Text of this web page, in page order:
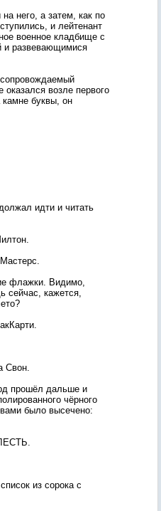
него, а затем, как по
и лейтенант
военное кладбище с
и развевающимися
возле первого
буквы, он
идти и читать
флажки. Видимо,
сейчас, кажется,
Свон.
прошёл дальше и
чёрного
было высечено:
из сорока с